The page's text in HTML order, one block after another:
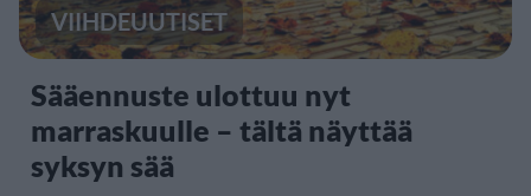
VIIHDEUUTISET
Sääennuste ulottuu nyt
marraskuulle – tältä näyttää
syksyn sää